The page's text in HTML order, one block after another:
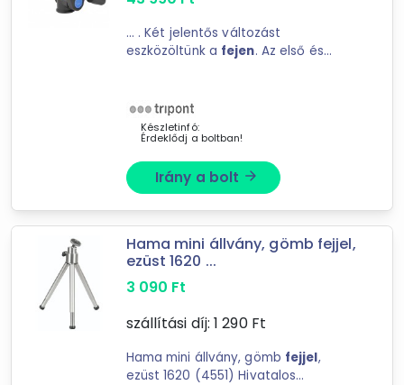
Forgalmazók
Kodakmedia webáruház
Libri
Tripont Foto Video Kft.
INNOTECH SHOP
MasterComp
CleanDepo.hu
Iroda Trade. Hu
... . Két jelentős változást
eszközöltünk a fejen. Az első és
többfejetis használhatunk egyetlen
cserelappal, nem ...
Készletinfó:
Érdeklődj a boltban!
Irány a bolt arrow_forward
Hama mini állvány, gömb fejjel,
ezüst 1620 ...
3 090 Ft
szállítási díj: 1 290Ft
Hama mini állvány, gömb fejjel,
ezüst 1620 (4551) Hivatalos